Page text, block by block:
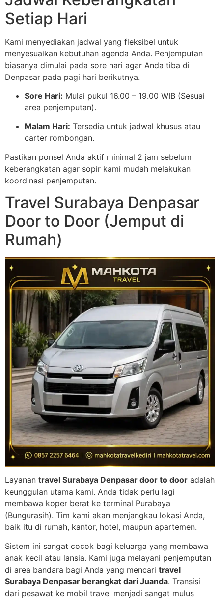
Setiap Hari
Kami menyediakan jadwal yang fleksibel untuk
menyesuaikan kebutuhan agenda Anda. Penjemputan
biasanya dimulai pada sore hari agar Anda tiba di
Denpasar pada pagi hari berikutnya.
Sore Hari: Mulai pukul 16.00 – 19.00 WIB (Sesuai
area penjemputan).
Malam Hari: Tersedia untuk jadwal khusus atau
carter rombongan.
Pastikan ponsel Anda aktif minimal 2 jam sebelum
keberangkatan agar sopir kami mudah melakukan
koordinasi penjemputan.
Travel Surabaya Denpasar
Door to Door (Jemput di
Rumah)
Layanan travel Surabaya Denpasar door to door adalah
keunggulan utama kami. Anda tidak perlu lagi
membawa koper berat ke terminal Purabaya
(Bungurasih). Tim kami akan menjangkau lokasi Anda,
baik itu di rumah, kantor, hotel, maupun apartemen.
Sistem ini sangat cocok bagi keluarga yang membawa
anak kecil atau lansia. Kami juga melayani penjemputan
di area bandara bagi Anda yang mencari travel
Surabaya Denpasar berangkat dari Juanda. Transisi
dari pesawat ke mobil travel menjadi sangat mulus